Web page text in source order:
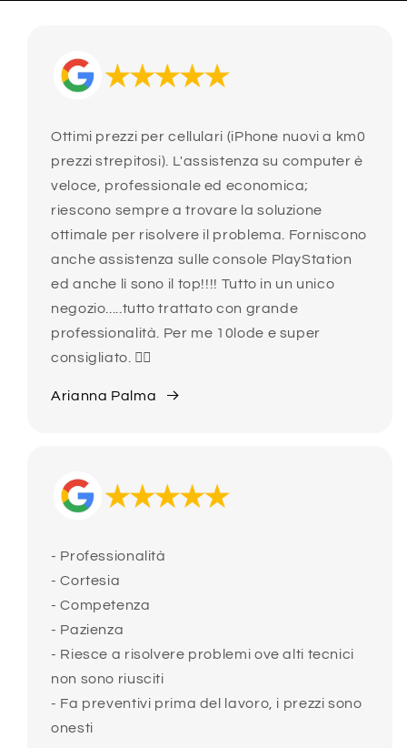
Ottimi prezzi per cellulari (iPhone nuovi a km0
prezzi strepitosi). L'assistenza su computer è
veloce, professionale ed economica;
riescono sempre a trovare la soluzione
ottimale per risolvere il problema. Forniscono
anche assistenza sulle console PlayStation
ed anche lì sono il top!!!! Tutto in un unico
negozio.....tutto trattato con grande
professionalità. Per me 10lode e super
consigliato. 👍🏻
Arianna Palma
- Professionalità
- Cortesia
- Competenza
- Pazienza
- Riesce a risolvere problemi ove alti tecnici
non sono riusciti
- Fa preventivi prima del lavoro, i prezzi sono
onesti